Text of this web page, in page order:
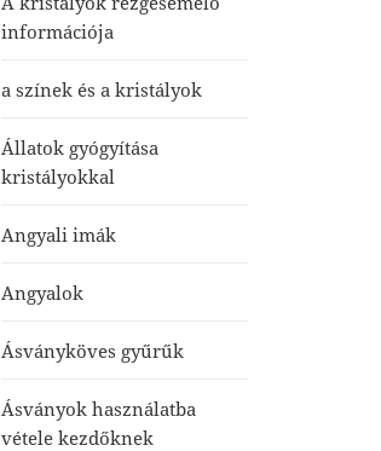
információja
a színek és a kristályok
Állatok gyógyítása
kristályokkal
Angyali imák
Angyalok
Ásványköves gyűrűk
Ásványok használatba
vétele kezdőknek